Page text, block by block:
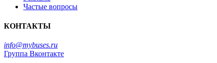
Частые вопросы
КОНТАКТЫ
info@mybuses.ru
Группа Вконтакте